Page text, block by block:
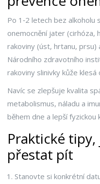
Po 1‑2 letech bez alkoholu
onemocnění jater (cirhóza,
rakoviny (úst, hrtanu, prsu)
Národního zdravotního
rakoviny slinivky kůže klesá
Navíc se zlepšuje kvalita
metabolismus, náladu a
během dne a lepší fyzickou
Praktické
přestat pít
Stanovte si konkrétní